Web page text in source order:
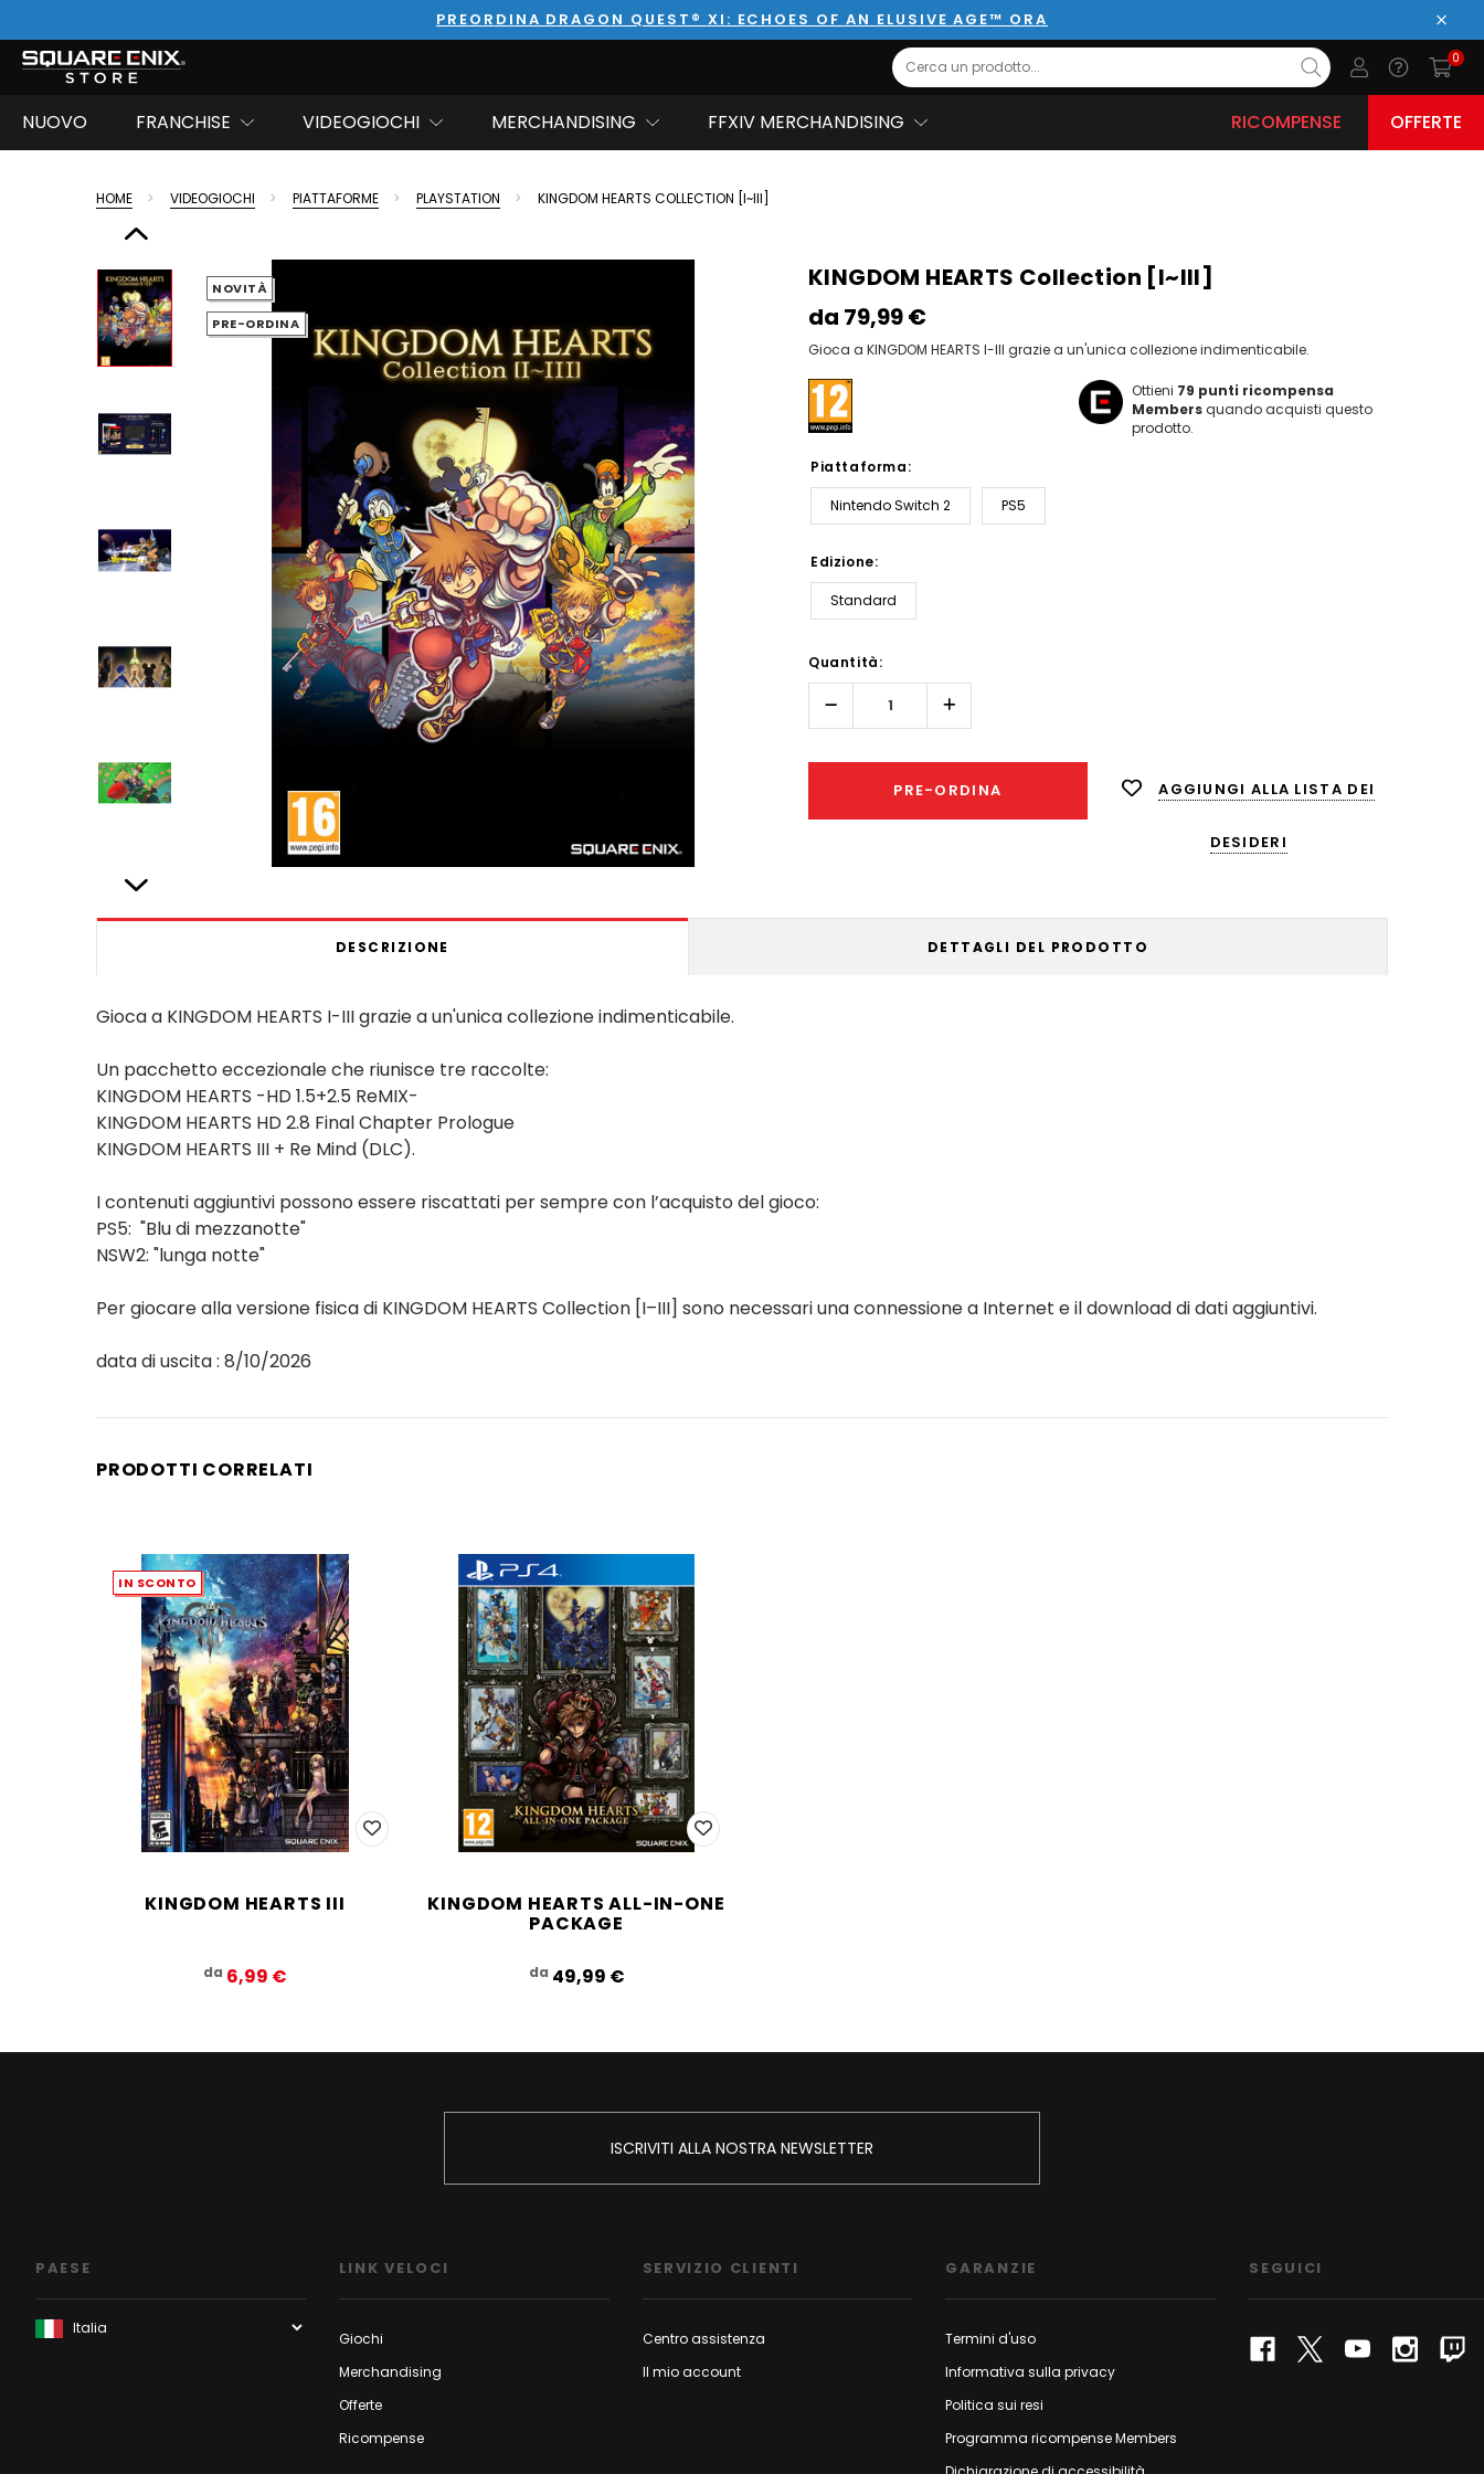
PREORDINA DRAGON QUEST® XI: ECHOES OF AN ELUSIVE AGE™ ORA
Search
0
NUOVO FRANCHISE VIDEOGIOCHI MERCHANDISING FFXIV MERCHANDISING RICOMPENSE OFFERTE
HOME VIDEOGIOCHI PIATTAFORME PLAYSTATION KINGDOM HEARTS COLLECTION [I~III]
NOVITÀ
PRE-ORDINA
KINGDOM HEARTS Collection [I~III]
da 79,99‎ ‎€
Gioca a KINGDOM HEARTS I-III grazie a un'unica collezione indimenticabile.
Ottieni 79 punti ricompensa
Membersquando acquisti questo
prodotto.
Piattaforma:
Nintendo Switch 2 PS5
Edizione:
Standard
Only
left
Quantità:
Diminuisci
quantità:
Aumenta
quantità:
PRE-ORDINA AGGIUNGI ALLA LISTA DEI
DESIDERI
DESCRIZIONE DETTAGLI DEL PRODOTTO
Gioca a KINGDOM HEARTS I-III grazie a un'unica collezione indimenticabile.
Un pacchetto eccezionale che riunisce tre raccolte:
KINGDOM HEARTS -HD 1.5+2.5 ReMIX-
KINGDOM HEARTS HD 2.8 Final Chapter Prologue
KINGDOM HEARTS III + Re Mind (DLC).
I contenuti aggiuntivi possono essere riscattati per sempre con l’acquisto del gioco:
PS5: "Blu di mezzanotte"
NSW2: "lunga notte"
Per giocare alla versione fisica di KINGDOM HEARTS Collection [I–III] sono necessari una connessione a Internet e il download di dati aggiuntivi.
data di uscita : 8/10/2026
PRODOTTI CORRELATI
IN SCONTO
KINGDOM HEARTS III
da 6,99‎ ‎€
KINGDOM HEARTS ALL-IN-ONE
PACKAGE
da 49,99‎ ‎€
ISCRIVITI ALLA NOSTRA NEWSLETTER
PAESE LINK VELOCI
Giochi
Merchandising
Offerte
Ricompense
SERVIZIO CLIENTI
Centro assistenza
Il mio account
GARANZIE
Termini d'uso
Informativa sulla privacy
Politica sui resi
Programma ricompense Members
SEGUICI